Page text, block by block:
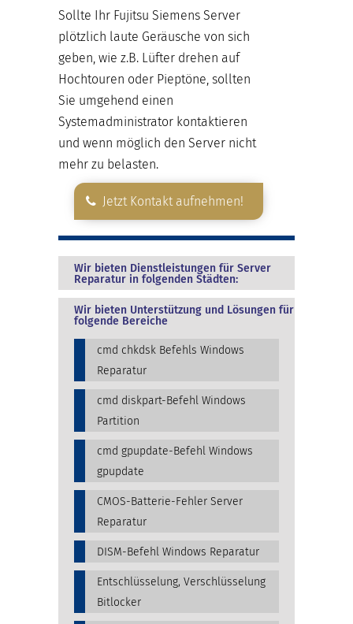
Sollte Ihr Fujitsu Siemens Server
plötzlich laute Geräusche von sich
geben, wie z.B. Lüfter drehen auf
Hochtouren oder Pieptöne, sollten
Sie umgehend einen
Systemadministrator kontaktieren
und wenn möglich den Server nicht
mehr zu belasten.
Jetzt Kontakt aufnehmen!
Wir bieten Dienstleistungen für Server
Reparatur in folgenden Städten:
Wir bieten Unterstützung und Lösungen für
folgende Bereiche
cmd chkdsk Befehls Windows
Reparatur
cmd diskpart-Befehl Windows
Partition
cmd gpupdate-Befehl Windows
gpupdate
CMOS-Batterie-Fehler Server
Reparatur
DISM-Befehl Windows Reparatur
Entschlüsselung, Verschlüsselung
Bitlocker